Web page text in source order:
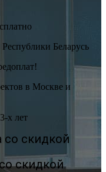
Беларусь
в Москве и
х лет
со скидкой
скидкой